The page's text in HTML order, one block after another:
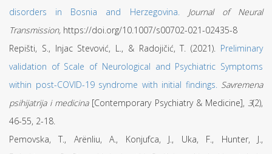
disorders in Bosnia and Herzegovina.
Journal of Neural
Transmission, https://doi.org/10.1007/s00702-021-02435-8
Repišti, S., Injac Stevović, L., & Radojičić, T. (2021). Preliminary
validation of Scale of Neurological and Psychiatric Symptoms
within post-COVID-19 syndrome with initial findings. Savremena
psihijatrija i medicina[Contemporary Psychiatry & Medicine], 3(2),
46-55, 2-18.
Pemovska, T., Arënliu, A., Konjufca, J., Uka, F., Hunter, J.,